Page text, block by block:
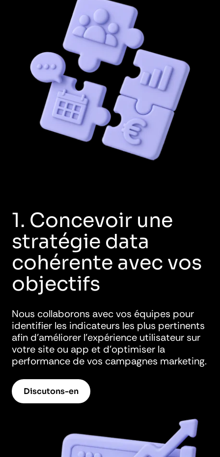
1. Concevoir une
stratégie data
cohérente avec vos
objectifs
Nous collaborons avec vos équipes pour
identifier les indicateurs les plus pertinents
afin d’améliorer l’expérience utilisateur sur
votre site ou app et d’optimiser la
performance de vos campagnes marketing.
Discutons-en